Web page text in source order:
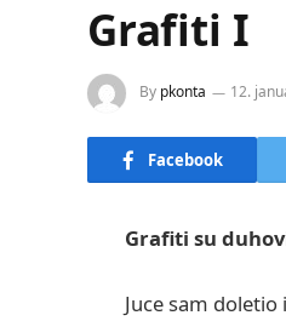
Grafiti I
By pkonta 12.
Facebook
Grafiti su
Juce sam